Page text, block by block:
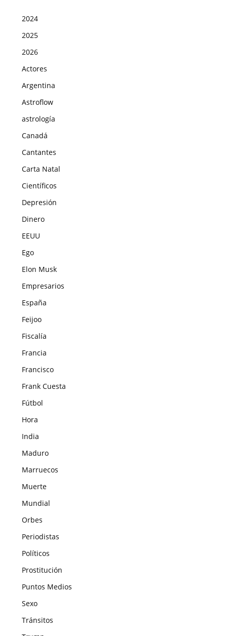
2024
2025
2026
Actores
Argentina
Astroflow
astrología
Canadá
Cantantes
Carta Natal
Científicos
Depresión
Dinero
EEUU
Ego
Elon Musk
Empresarios
España
Feijoo
Fiscalía
Francia
Francisco
Frank Cuesta
Fútbol
Hora
India
Maduro
Marruecos
Muerte
Mundial
Orbes
Periodistas
Políticos
Prostitución
Puntos Medios
Sexo
Tránsitos